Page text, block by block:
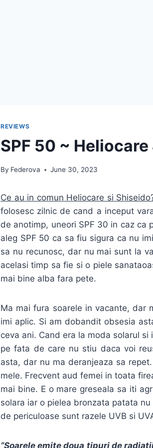
REVIEWS
SPF 50 ~
By Federova June 30, 2023
Ce au in comun Heliocare si
folosesc zilnic de cand a inceput
de anotimp, uneori SPF 30 in caz ca
aleg SPF 50 ca sa fiu sigura ca nu
sa nu recunosc, dar nu mai sunt la
acelasi timp sa fie si o piele
mai bine alba fara pete.
Ma mai fura soarele in vacante, dar
imi aplic. Si am dobandit obsesia
ceva ani. Cand era la moda solarul
pe fata de care nu stiu daca voi
asta, dar nu ma deranjeaza sa
mele. Frecvent aud femei in toata
mai bine. E o mare greseala sa iti
solara iar o pielea bronzata patata
de periculoase sunt razele UVB si
“Soarele emite doua tipuri de